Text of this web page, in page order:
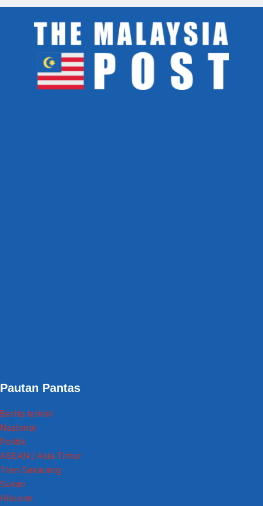
Pautan Pantas
Berita terkini
Nasional
Politik
ASEAN / Asia Timur
Tren Sekarang
Sukan
Hiburan